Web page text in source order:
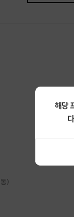
질하는 순천 로컬기획자
, 더 강력하게(!) 즐거워
)
해당